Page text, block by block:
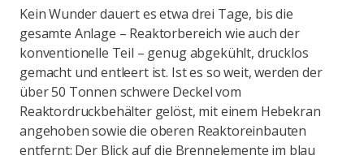
Kein Wunder dauert es etwa drei Tage, bis die
gesamte Anlage – Reaktorbereich wie auch der
konventionelle Teil – genug abgekühlt, drucklos
gemacht und entleert ist. Ist es so weit, werden der
über 50 Tonnen schwere Deckel vom
Reaktordruckbehälter gelöst, mit einem Hebekran
angehoben sowie die oberen Reaktoreinbauten
entfernt: Der Blick auf die Brennelemente im blau